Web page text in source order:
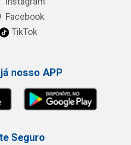
Facebook
TikTok
nosso APP
Seguro